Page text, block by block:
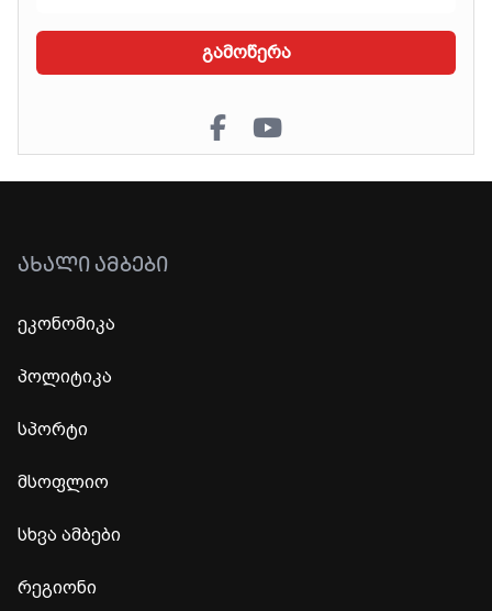
გამოწერა
ᲐᲮᲐᲚᲘ ᲐᲛᲑᲔᲑᲘ
ეკონომიკა
პოლიტიკა
სპორტი
მსოფლიო
სხვა ამბები
რეგიონი